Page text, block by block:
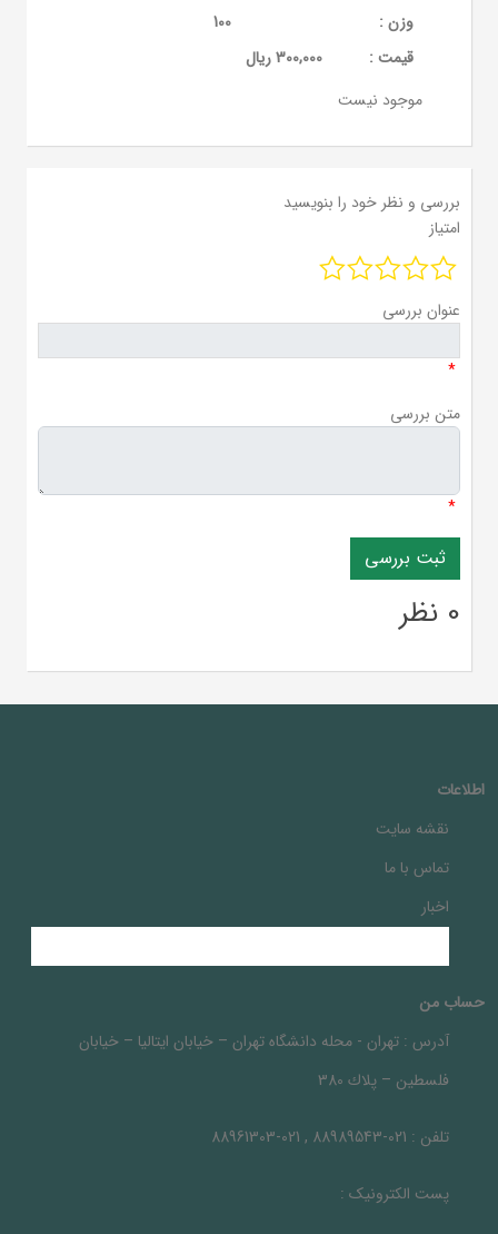
وزن :
100
قيمت :
300,000 ریال
موجود نیست
بررسی و نظر خود را بنویسید
امتیاز
عنوان بررسی
*
متن بررسی
*
0 نظر
اطلاعات
نقشه سایت
تماس با ما
اخبار
حساب من
آدرس : تهران - محله دانشگاه تهران – خيابان ايتاليا – خيابان
فلسطين – پلاك 380
تلفن : 021-88989543 , 021-88961303
پست الکترونیک :